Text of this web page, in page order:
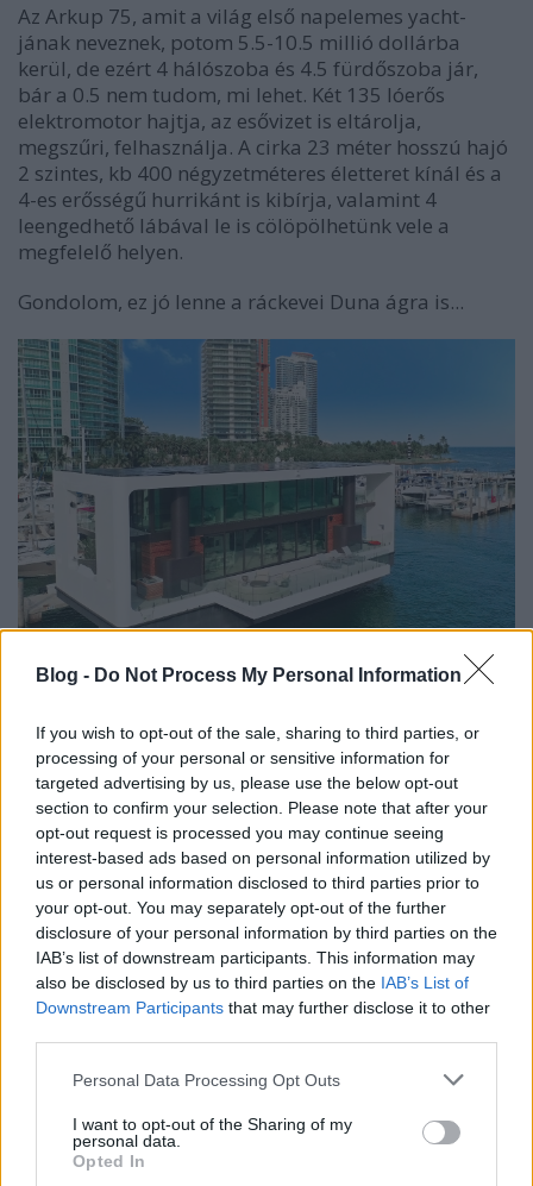
Blog - Do Not Process My Personal Information
If you wish to opt-out of the sale, sharing to third parties, or
processing of your personal or sensitive information for
targeted advertising by us, please use the below opt-out
section to confirm your selection. Please note that after your
opt-out request is processed you may continue seeing
interest-based ads based on personal information utilized by
us or personal information disclosed to third parties prior to
your opt-out. You may separately opt-out of the further
disclosure of your personal information by third parties on the
IAB’s list of downstream participants. This information may
also be disclosed by us to third parties on the IAB’s List of
Downstream Participants that may further disclose it to other
Please note that this website/app uses one or more Google
not limited to your visit or usage behaviour. You may click to
grant or deny consent to Google and its third-party tags to
use your data for below specified purposes in below Google
Personal Data Processing Opt Outs
I want to opt-out of the Sharing of my
personal data.
Opted In
Az Arkup 75, amit a világ első napelemes yacht-
jának neveznek, potom 5.5-10.5 millió dollárba
kerül, de ezért 4 hálószoba és 4.5 fürdőszoba jár,
bár a 0.5 nem tudom, mi lehet. Két 135 lóerős
elektromotor hajtja, az esővizet is eltárolja,
megszűri, felhasználja. A cirka 23 méter hosszú hajó
2 szintes, kb 400 négyzetméteres életteret kínál és a
4-es erősségű hurrikánt is kibírja, valamint 4
leengedhető lábával le is cölöpölhetünk vele a
megfelelő helyen.
Gondolom, ez jó lenne a ráckevei Duna ágra is...